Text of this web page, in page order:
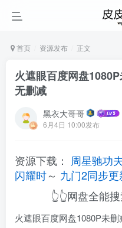
首页 资源发布 正文
火遮眼百度网盘
无删减
黑衣大哥哥
6月4日 10:00发布
资源下载： 周星驰功
闪耀时～ 九门2同步更
👆👆网盘全能
火遮眼百度网盘1080P未